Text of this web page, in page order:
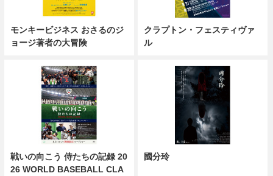
モンキービジネス おさるのジ
ョージ著者の大冒険
クラプトン・フェスティヴァ
ル
戦いの向こう 侍たちの記録 20
26 WORLD BASEBALL CLA
國分玲